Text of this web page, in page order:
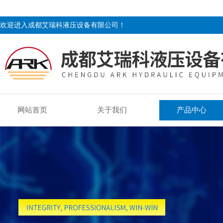
欢迎进入成都艾瑞科液压设备有限公司！
网站首页 关于我们 产品中心